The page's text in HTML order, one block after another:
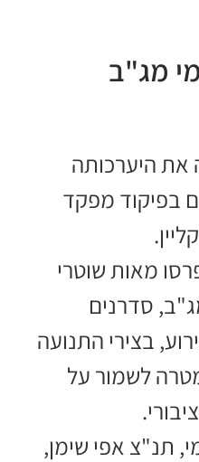
מג"ב
היערכותה
בפיקוד מפקד
מאות שוטרי
סדרנים
בצירי התנועה
לשמור על
תנ"צ אפי שימן,